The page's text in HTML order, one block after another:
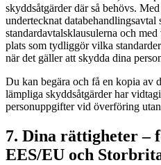
skyddsåtgärder där så behövs.
undertecknat databehandlingsavtal
standardavtalsklausulerna och
plats som tydliggör vilka
när det gäller att skydda dina
Du kan begära och få en kopia av
lämpliga skyddsåtgärder har
personuppgifter vid överföring
7. Dina rättigheter –
EES/EU och